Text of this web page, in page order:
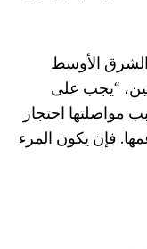
الأوسط
“يجب على
مواصلتها احتجاز
فإن يكون المرء